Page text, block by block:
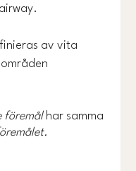
av vita
föremål har samma